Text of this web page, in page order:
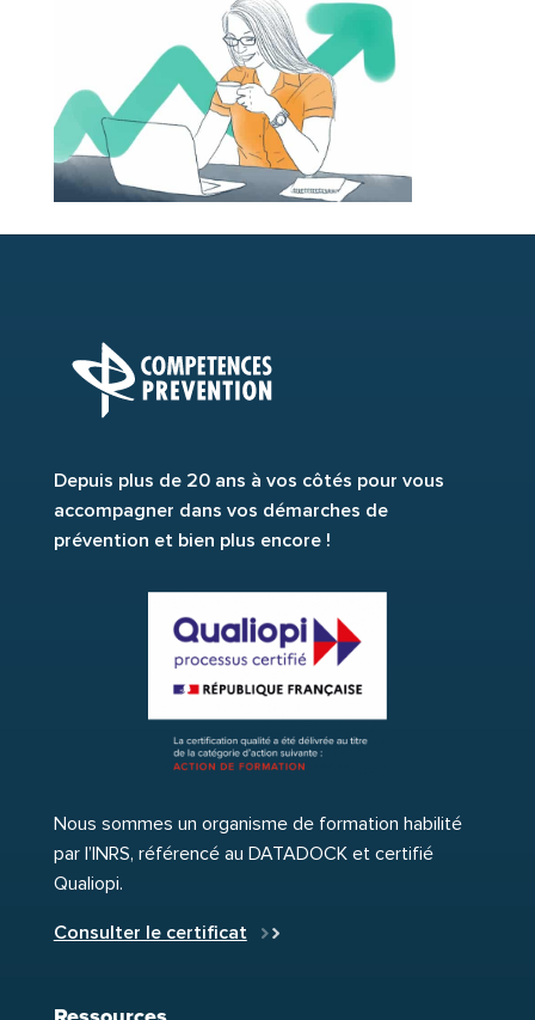
Depuis plus de 20 ans à vos côtés pour vous
accompagner dans vos démarches de
prévention et bien plus encore !
Nous sommes un organisme de formation habilité
par l’INRS, référencé au DATADOCK et certifié
Qualiopi.
Consulter le certificat